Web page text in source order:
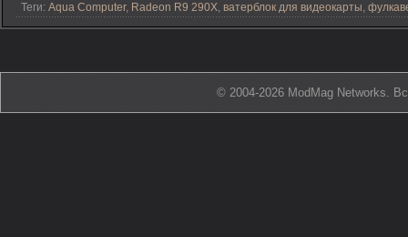
Теги: Aqua Computer, Radeon R9 290X, ватерблок для видеокарты,
© 2004-2026 ModMag Networks.